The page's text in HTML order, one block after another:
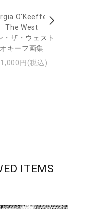
O'Keeffe: In
The West
・ザ・ウェスト
オキーフ画集
円(税込)
ITEMS